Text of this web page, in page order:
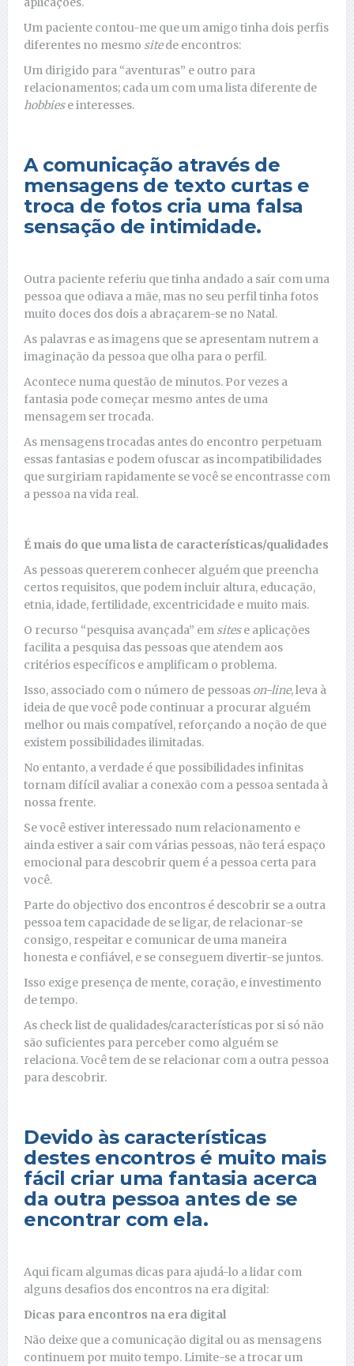
Um paciente contou-me que um amigo tinha dois perfis
diferentes no mesmo sitede encontros:
Um dirigido para “aventuras” e outro para
relacionamentos; cada um com uma lista diferente de
hobbiese interesses.
A comunicação através de
mensagens de texto curtas e
troca de fotos cria uma falsa
sensação de intimidade.
Outra paciente referiu que tinha andado a sair com uma
pessoa que odiava a mãe, mas no seu perfil tinha fotos
muito doces dos dois a abraçarem-se no Natal.
As palavras e as imagens que se apresentam nutrem a
imaginação da pessoa que olha para o perfil.
Acontece numa questão de minutos. Por vezes a
fantasia pode começar mesmo antes de uma
mensagem ser trocada.
As mensagens trocadas antes do encontro perpetuam
essas fantasias e podem ofuscar as incompatibilidades
que surgiriam rapidamente se você se encontrasse com
a pessoa na vida real.
É mais do que uma lista de características/qualidades
As pessoas quererem conhecer alguém que preencha
certos requisitos, que podem incluir altura, educação,
etnia, idade, fertilidade, excentricidade e muito mais.
O recurso “pesquisa avançada” em sitese aplicações
facilita a pesquisa das pessoas que atendem aos
critérios específicos e amplificam o problema.
Isso, associado com o número de pessoas on-line, leva à
ideia de que você pode continuar a procurar alguém
melhor ou mais compatível, reforçando a noção de que
existem possibilidades ilimitadas.
No entanto, a verdade é que possibilidades infinitas
tornam difícil avaliar a conexão com a pessoa sentada à
nossa frente.
Se você estiver interessado num relacionamento e
ainda estiver a sair com várias pessoas, não terá espaço
emocional para descobrir quem é a pessoa certa para
você.
Parte do objectivo dos encontros é descobrir se a outra
pessoa tem capacidade de se ligar, de relacionar-se
consigo, respeitar e comunicar de uma maneira
honesta e confiável, e se conseguem divertir-se juntos.
Isso exige presença de mente, coração, e investimento
de tempo.
As check list de qualidades/características por si só não
são suficientes para perceber como alguém se
relaciona. Você tem de se relacionar com a outra pessoa
para descobrir.
Devido às características
destes encontros é muito mais
fácil criar uma fantasia acerca
da outra pessoa antes de se
encontrar com ela.
Aqui ficam algumas dicas para ajudá-lo a lidar com
alguns desafios dos encontros na era digital:
Dicas para encontros na era digital
Não deixe que a comunicação digital ou as mensagens
continuem por muito tempo. Limite-se a trocar um